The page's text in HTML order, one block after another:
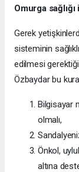
Omurga
Gerek
sisteminin
edilmesi
Özbaydar bu
Bilgisayar
olmalı,
Önkol,
altına